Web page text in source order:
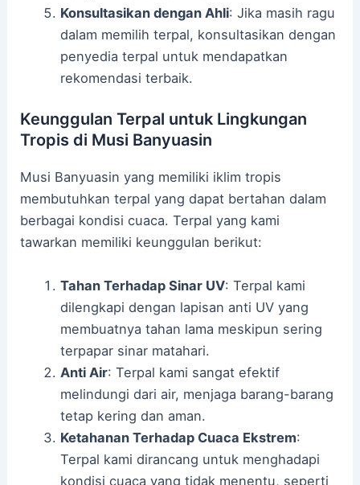
Konsultasikan dengan Ahli: Jika masih ragu
dalam memilih terpal, konsultasikan dengan
penyedia terpal untuk mendapatkan
rekomendasi terbaik.
Keunggulan Terpal untuk Lingkungan
Tropis di Musi Banyuasin
Musi Banyuasin yang memiliki iklim tropis
membutuhkan terpal yang dapat bertahan dalam
berbagai kondisi cuaca. Terpal yang kami
tawarkan memiliki keunggulan berikut:
Tahan Terhadap Sinar UV: Terpal kami
dilengkapi dengan lapisan anti UV yang
membuatnya tahan lama meskipun sering
terpapar sinar matahari.
Anti Air: Terpal kami sangat efektif
melindungi dari air, menjaga barang-barang
tetap kering dan aman.
Ketahanan Terhadap Cuaca Ekstrem:
Terpal kami dirancang untuk menghadapi
kondisi cuaca yang tidak menentu, seperti